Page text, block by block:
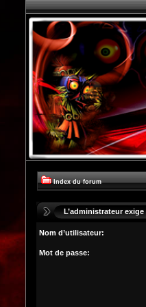
Index du forum
L’administrateur
Nom d’utilisateur:
Mot de passe: